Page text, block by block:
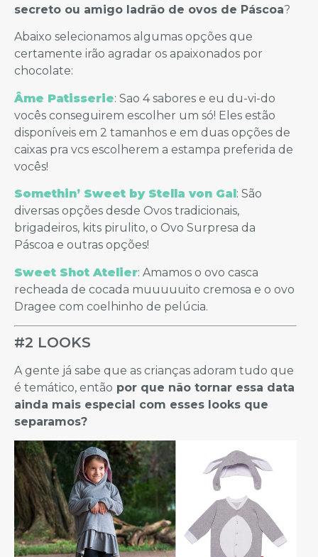
secreto ou amigo ladrão de ovos de Páscoa?
Abaixo selecionamos algumas opções que
certamente irão agradar os apaixonados por
chocolate:
Âme Patisserie: Sao 4 sabores e eu du-vi-do
vocês conseguirem escolher um só! Eles estão
disponíveis em 2 tamanhos e em duas opções de
caixas pra vcs escolherem a estampa preferida de
vocês!
Somethin’ Sweet by Stella von Gal: São
diversas opções desde Ovos tradicionais,
brigadeiros, kits pirulito, o Ovo Surpresa da
Páscoa e outras opções!
Sweet Shot Atelier: Amamos o ovo casca
recheada de cocada muuuuuito cremosa e o ovo
Dragee com coelhinho de pelúcia.
#2 LOOKS
A gente já sabe que as crianças adoram tudo que
é temático, então por que não tornar essa data
ainda mais especial com esses looks que
separamos?